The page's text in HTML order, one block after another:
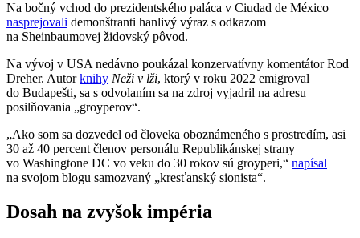
Na bočný vchod do prezidentského paláca v Ciudad de México
nasprejovali demonštranti hanlivý výraz s odkazom
na Sheinbaumovej židovský pôvod.
Na vývoj v USA nedávno poukázal konzervatívny komentátor Rod
Dreher. Autorknihy Neži v lži, ktorý v roku 2022 emigroval
do Budapešti, sa s odvolaním sa na zdroj vyjadril na adresu
posilňovania „groyperov“.
„Ako som sa dozvedel od človeka oboznámeného s prostredím, asi
30 až 40 percent členov personálu Republikánskej strany
vo Washingtone DC vo veku do 30 rokov sú groyperi,“ napísal
na svojom blogu samozvaný „kresťanský sionista“.
Dosah na zvyšok impéria